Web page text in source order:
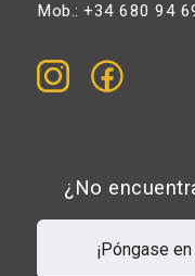
Mob.: +34 680 94
¿No
¡Póngase